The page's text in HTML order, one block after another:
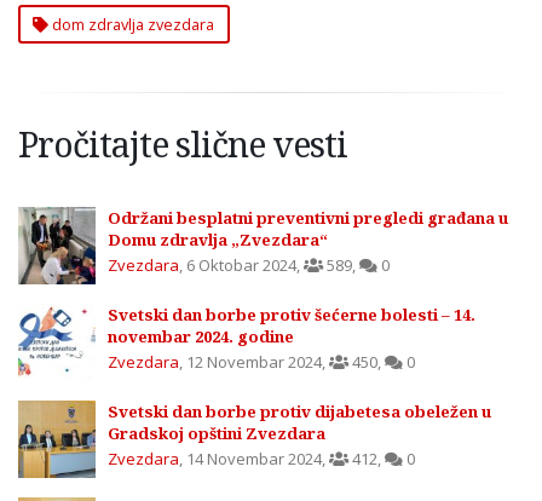
dom zdravlja zvezdara
Pročitajte slične vesti
Održani besplatni preventivni pregledi građana u
Domu zdravlja „Zvezdara“
Zvezdara, 6 Oktobar 2024, 589, 0
Svetski dan borbe protiv šećerne bolesti – 14.
novembar 2024. godine
Zvezdara, 12 Novembar 2024, 450, 0
Svetski dan borbe protiv dijabetesa obeležen u
Gradskoj opštini Zvezdara
Zvezdara, 14 Novembar 2024, 412, 0